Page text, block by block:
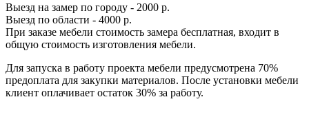
Выезд на замер по городу - 2000 р.
Выезд по области - 4000 р.
При заказе мебели стоимость замера бесплатная, входит в
общую стоимость изготовления мебели.
Для запуска в работу проекта мебели предусмотрена 70%
предоплата для закупки материалов. После установки мебели
клиент оплачивает остаток 30% за работу.